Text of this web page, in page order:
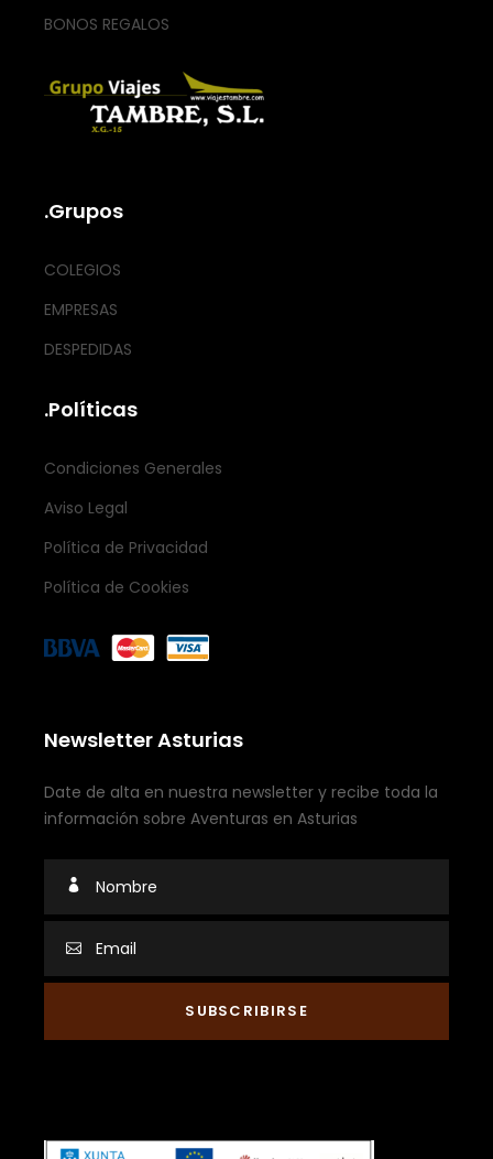
BONOS REGALOS
.Grupos
COLEGIOS
EMPRESAS
DESPEDIDAS
.Políticas
Condiciones Generales
Aviso Legal
Política de Privacidad
Política de Cookies
Newsletter Asturias
Date de alta en nuestra newsletter y recibe toda la
información sobre Aventuras en Asturias